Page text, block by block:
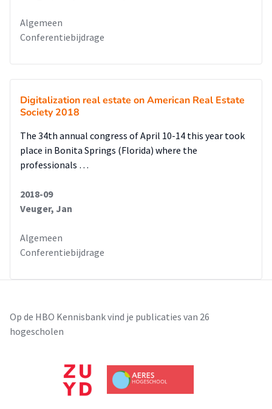
Algemeen
Conferentiebijdrage
Digitalization real estate on American Real Estate
Society 2018
The 34th annual congress of April 10-14 this year took
place in Bonita Springs (Florida) where the
professionals …
2018-09
Veuger, Jan
Algemeen
Conferentiebijdrage
Op de HBO Kennisbank vind je publicaties van 26
hogescholen